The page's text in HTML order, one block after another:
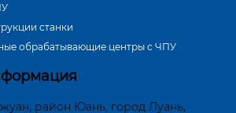
станки
обрабатывающие центры с ЧПУ
район Юань, город Луань,